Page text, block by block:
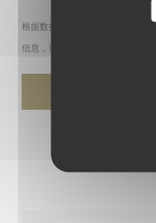
根据数据保护法规，您有权拒绝
信息，请查看我们的